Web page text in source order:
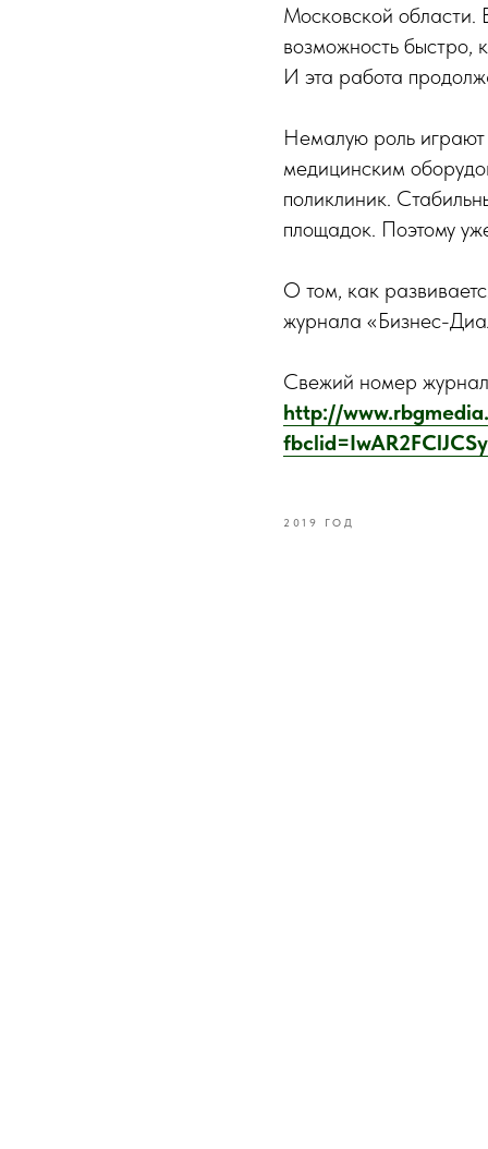
Московской области.
возможность быстро,
И эта работа
Немалую роль
медицинским
поликлиник.
площадок. Поэтому
О том, как
журнала «Бизнес-
Свежий номер
http://
2019 ГОД